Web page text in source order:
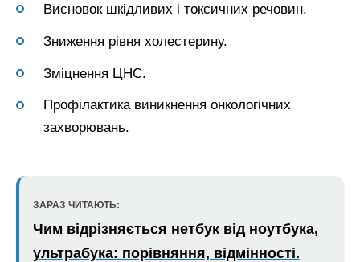
Висновок шкідливих і токсичних речовин.
Зниження рівня холестерину.
Зміцнення ЦНС.
Профілактика виникнення онкологічних
захворювань.
ЗАРАЗ ЧИТАЮТЬ:
Чим відрізняється нетбук від ноутбука,
ультрабука: порівняння, відмінності.